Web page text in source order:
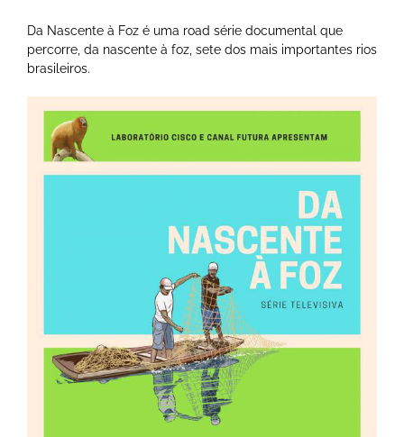
Da Nascente à Foz é uma road série documental que
percorre, da nascente à foz, sete dos mais importantes rios
brasileiros.